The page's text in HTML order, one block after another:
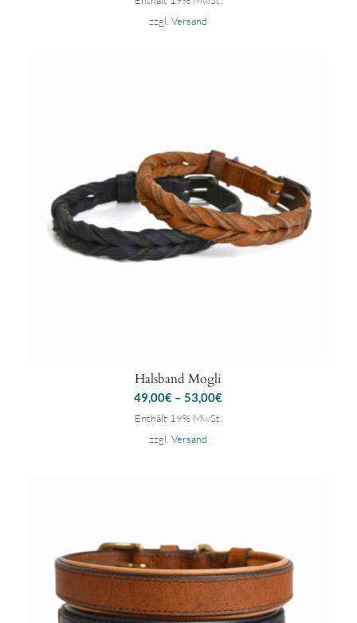
zzgl.Versand
Halsband Mogli
49,00€ –53,00€
Enthält 19% MwSt.
zzgl.Versand